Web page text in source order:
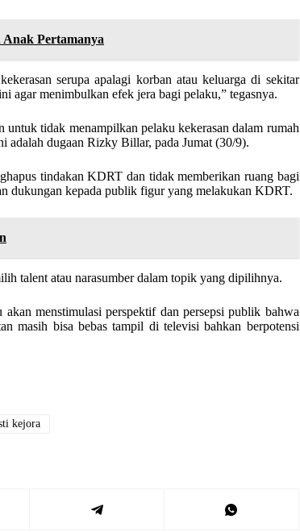
Anak Pertamanya
serupa apalagi korban atau keluarga di sekitar
agar menimbulkan efek jera bagi pelaku,” tegasnya.
tidak menampilkan pelaku kekerasan dalam rumah
adalah dugaan Rizky Billar, pada Jumat (30/9).
tindakan KDRT dan tidak memberikan ruang bagi
dukungan kepada publik figur yang melakukan KDRT.
talent atau narasumber dalam topik yang dipilihnya.
menstimulasi perspektif dan persepsi publik bahwa
masih bisa bebas tampil di televisi bahkan berpotensi
kejora